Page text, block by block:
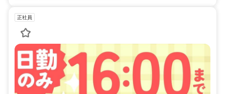
正社員